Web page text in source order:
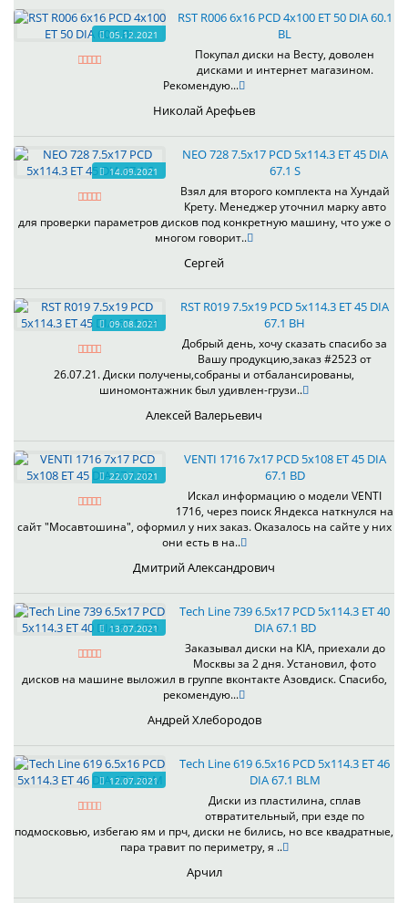
05.12.2021
RST R006 6x16 PCD 4x100 ET 50 DIA 60.1
BL
Покупал диски на Весту, доволен
дисками и интернет магазином.
Рекомендую...
Николай Арефьев
14.09.2021
NEO 728 7.5x17 PCD 5x114.3 ET 45 DIA
67.1 S
Взял для второго комплекта на Хундай
Крету. Менеджер уточнил марку авто
для проверки параметров дисков под конкретную машину, что уже о
многом говорит..
Сергей
09.08.2021
RST R019 7.5x19 PCD 5x114.3 ET 45 DIA
67.1 BH
Добрый день, хочу сказать спасибо за
Вашу продукцию,заказ #2523 от
26.07.21. Диски получены,собраны и отбалансированы,
шиномонтажник был удивлен-грузи..
Алексей Валерьевич
22.07.2021
VENTI 1716 7x17 PCD 5x108 ET 45 DIA
67.1 BD
Искал информацию о модели VENTI
1716, через поиск Яндекса наткнулся на
сайт "Мосавтошина", оформил у них заказ. Оказалось на сайте у них
они есть в на..
Дмитрий Александрович
13.07.2021
Tech Line 739 6.5x17 PCD 5x114.3 ET 40
DIA 67.1 BD
Заказывал диски на KIA, приехали до
Москвы за 2 дня. Установил, фото
дисков на машине выложил в группе вконтакте Азовдиск. Спасибо,
рекомендую...
Андрей Хлебородов
12.07.2021
Tech Line 619 6.5x16 PCD 5x114.3 ET 46
DIA 67.1 BLM
Диски из пластилина, сплав
отвратительный, при езде по
подмосковью, избегаю ям и прч, диски не бились, но все квадратные,
пара травит по периметру, я ..
Арчил